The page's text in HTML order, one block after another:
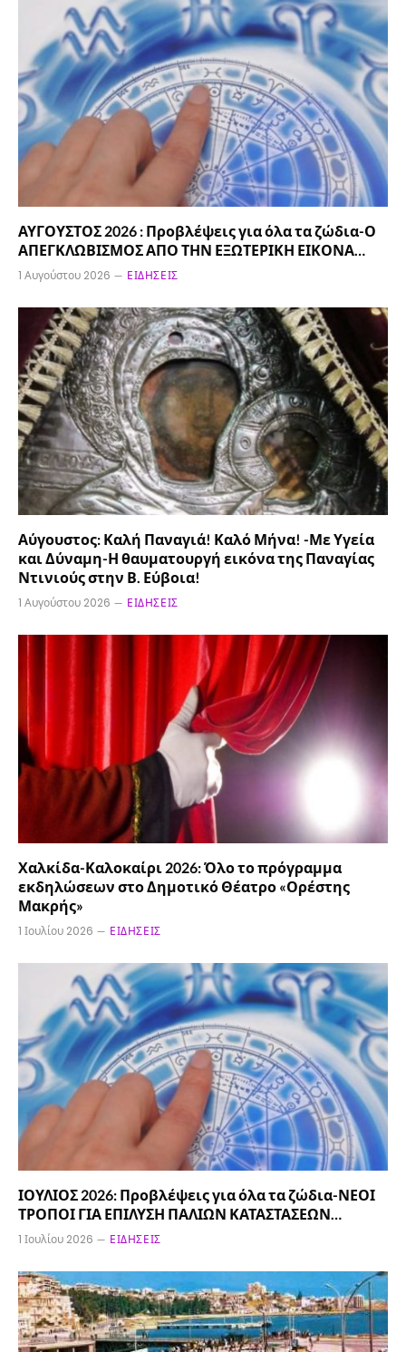
ΑΥΓΟΥΣΤΟΣ 2026 : Προβλέψεις για όλα τα ζώδια-Ο
ΑΠΕΓΚΛΩΒΙΣΜΟΣ ΑΠΟ ΤΗΝ ΕΞΩΤΕΡΙΚΗ ΕΙΚΟΝΑ…
1 Αυγούστου 2026 ΕΙΔΉΣΕΙΣ
Αύγουστος: Καλή Παναγιά! Καλό Μήνα! -Με Υγεία
και Δύναμη-Η θαυματουργή εικόνα της Παναγίας
Ντινιούς στην Β. Εύβοια!
1 Αυγούστου 2026 ΕΙΔΉΣΕΙΣ
Χαλκίδα-Καλοκαίρι 2026: Όλο το πρόγραμμα
εκδηλώσεων στο Δημοτικό Θέατρο «Ορέστης
Μακρής»
1 Ιουλίου 2026 ΕΙΔΉΣΕΙΣ
ΙΟΥΛΙΟΣ 2026: Προβλέψεις για όλα τα ζώδια-ΝΕΟΙ
ΤΡΟΠΟΙ ΓΙΑ ΕΠΙΛΥΣΗ ΠΑΛΙΩΝ ΚΑΤΑΣΤΑΣΕΩΝ…
1 Ιουλίου 2026 ΕΙΔΉΣΕΙΣ